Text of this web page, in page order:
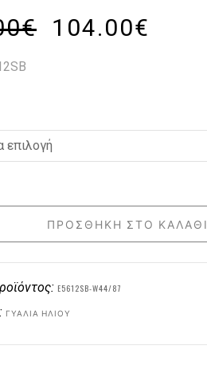
€ 104.00€
ΠΡΟΣΘΉΚΗ ΣΤΟ ΚΑΛΆΘΙ
E5612SB-W44/87
ΓΥΑΛΙΆ ΗΛΊΟΥ